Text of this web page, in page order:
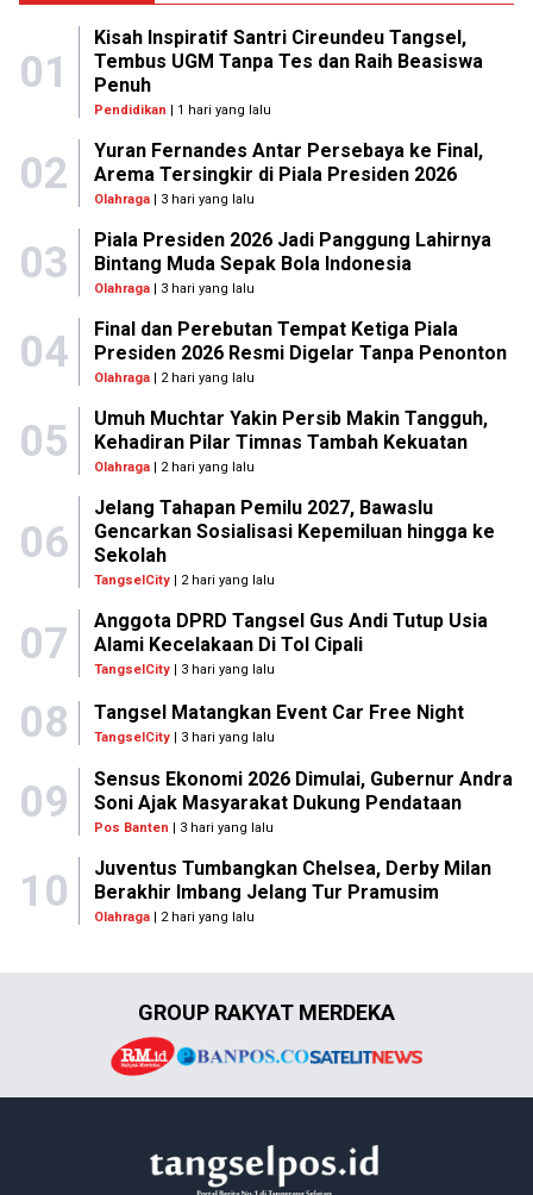
01
Kisah Inspiratif Santri Cireundeu Tangsel,
Tembus UGM Tanpa Tes dan Raih Beasiswa
Penuh
Pendidikan | 1 hari yang lalu
02
Yuran Fernandes Antar Persebaya ke Final,
Arema Tersingkir di Piala Presiden 2026
Olahraga| 3 hari yang lalu
03
Piala Presiden 2026 Jadi Panggung Lahirnya
Bintang Muda Sepak Bola Indonesia
Olahraga| 3 hari yang lalu
04
Final dan Perebutan Tempat Ketiga Piala
Presiden 2026 Resmi Digelar Tanpa Penonton
Olahraga| 2 hari yang lalu
05
Umuh Muchtar Yakin Persib Makin Tangguh,
Kehadiran Pilar Timnas Tambah Kekuatan
Olahraga| 2 hari yang lalu
06
Jelang Tahapan Pemilu 2027, Bawaslu
Gencarkan Sosialisasi Kepemiluan hingga ke
Sekolah
TangselCity| 2 hari yang lalu
07
Anggota DPRD Tangsel Gus Andi Tutup Usia
Alami Kecelakaan Di Tol Cipali
TangselCity| 3 hari yang lalu
08 Tangsel Matangkan Event Car Free Night
TangselCity | 3 hari yang lalu
09
Sensus Ekonomi 2026 Dimulai, Gubernur Andra
Soni Ajak Masyarakat Dukung Pendataan
Pos Banten | 3 hari yang lalu
10
Juventus Tumbangkan Chelsea, Derby Milan
Berakhir Imbang Jelang Tur Pramusim
Olahraga| 2 hari yang lalu
GROUP RAKYAT MERDEKA